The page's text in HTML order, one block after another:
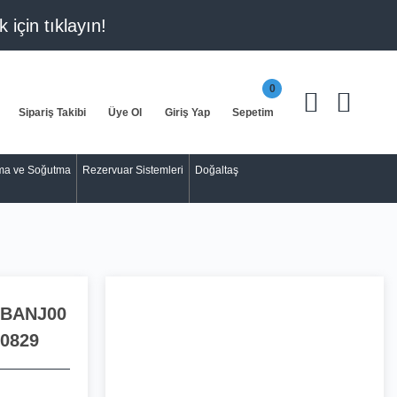
için tıklayın!
Sipariş Takibi Üye Ol Giriş Yap
0
Sepetim
ve Soğutma Rezervuar Sistemleri Doğaltaş
BANJ00
0829